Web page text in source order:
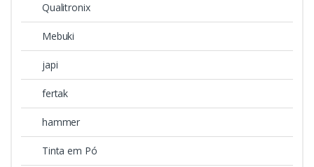
Qualitronix
Mebuki
japi
fertak
hammer
Tinta em Pó